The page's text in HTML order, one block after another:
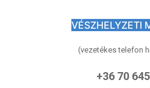
VÉSZHELYZETI
(vezetékes telefon
+36 70